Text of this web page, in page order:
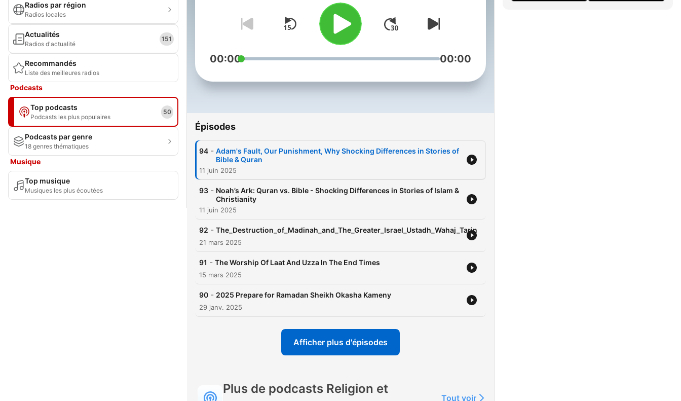
Radios par région
Radios locales
Actualités
Radios d'actualité
151
Recommandés
Liste des meilleures radios
Podcasts
Top podcasts
Podcasts les plus populaires
50
Podcasts par genre
18 genres thématiques
Musique
Top musique
Musiques les plus écoutées
and His messenger with love,
hope and fear. Islam is not a
new ‘ religion
00:00 00:00
Épisodes
94 - Adam's Fault, Our Punishment, Why Shocking Differences in Stories of
Bible & Quran
11 juin 2025
93 - Noah’s Ark: Quran vs. Bible - Shocking Differences in Stories of Islam &
Christianity
11 juin 2025
92 - The_Destruction_of_Madinah_and_The_Greater_Israel_Ustadh_Wahaj_Tarin
21 mars 2025
91 - The Worship Of Laat And Uzza In The End Times
15 mars 2025
90 - 2025 Prepare for Ramadan Sheikh Okasha Kameny
29 janv. 2025
Afficher plus d'épisodes
Plus de podcasts Religion et
Tout voir